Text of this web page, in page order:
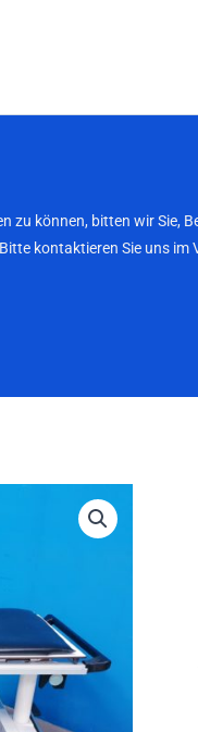
zu können, bitten wir
kontaktieren Sie uns